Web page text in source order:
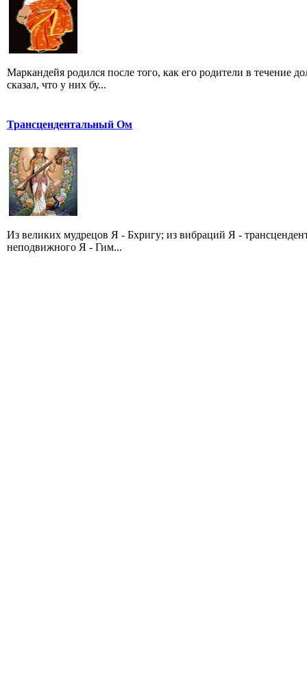
Маркандейя родился после того, как его родители в
сказал, что у них бу...
Трансцендентальный Ом
Из великих мудрецов Я - Бхригу; из вибраций Я -
неподвижного Я - Гим...